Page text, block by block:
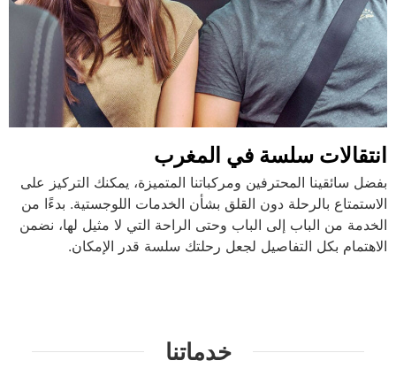
انتقالات سلسة في المغرب
بفضل سائقينا المحترفين ومركباتنا المتميزة، يمكنك التركيز على
الاستمتاع بالرحلة دون القلق بشأن الخدمات اللوجستية. بدءًا من
الخدمة من الباب إلى الباب وحتى الراحة التي لا مثيل لها، نضمن
الاهتمام بكل التفاصيل لجعل رحلتك سلسة قدر الإمكان.
خدماتنا